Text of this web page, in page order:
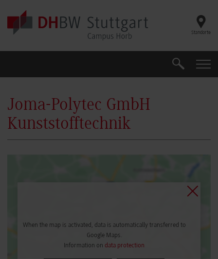
Skip to main content
Standorte
Search
Joma-Polytec GmbH
Kunststofftechnik
When the map is activated, data is automatically transferred to
Google Maps.
Information on data protection